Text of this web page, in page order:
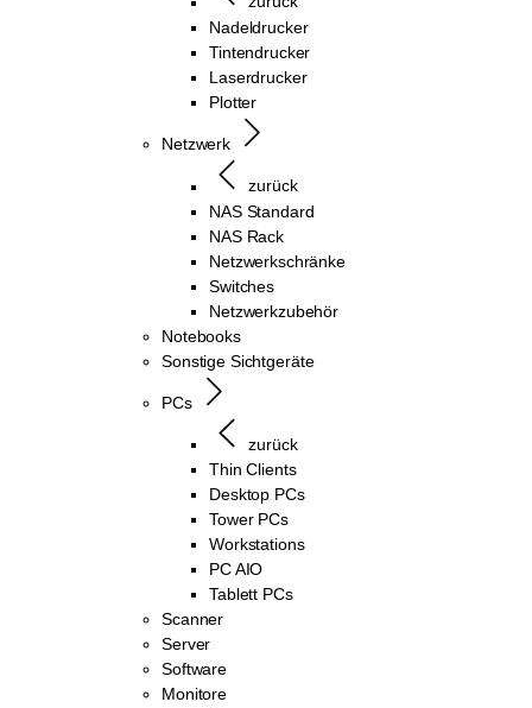
Nadeldrucker
Tintendrucker
Laserdrucker
Plotter
Netzwerk
zurück
NAS Standard
NAS Rack
Netzwerkschränke
Switches
Netzwerkzubehör
Notebooks
Sonstige Sichtgeräte
PCs
zurück
Thin Clients
Desktop PCs
Tower PCs
Workstations
PC AIO
Tablett PCs
Scanner
Server
Software
Monitore